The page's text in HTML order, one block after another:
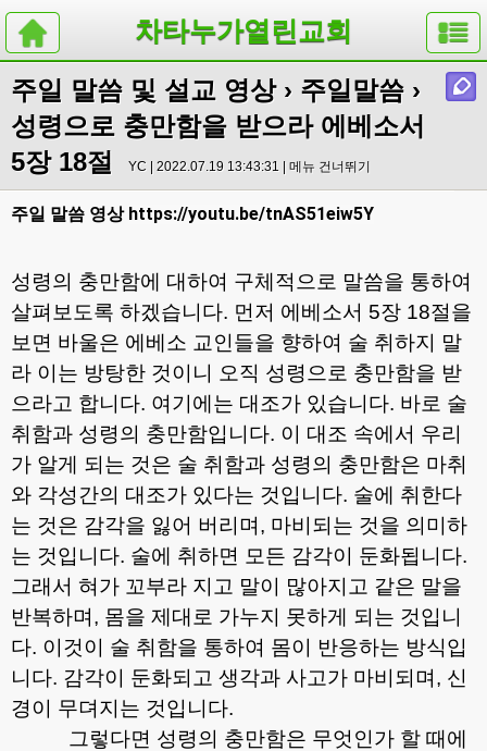
차타누가열린교회
주일 말씀 및 설교 영상› 주일말씀 ›
성령으로 충만함을 받으라 에베소서
5장 18절
YC | 2022.07.19 13:43:31 | 메뉴 건너뛰기
주일 말씀 영상 https://youtu.be/tnAS51eiw5Y
성령의 충만함에 대하여 구체적으로 말씀을 통하여
살펴보도록 하겠습니다. 먼저 에베소서 5장 18절을
보면 바울은 에베소 교인들을 향하여 술 취하지 말
라 이는 방탕한 것이니 오직 성령으로 충만함을 받
으라고 합니다. 여기에는 대조가 있습니다. 바로 술
취함과 성령의 충만함입니다. 이 대조 속에서 우리
가 알게 되는 것은 술 취함과 성령의 충만함은 마취
와 각성간의 대조가 있다는 것입니다. 술에 취한다
는 것은 감각을 잃어 버리며 , 마비되는 것을 의미하
는 것입니다. 술에 취하면 모든 감각이 둔화됩니다.
그래서 혀가 꼬부라 지고 말이 많아지고 같은 말을
반복하며 , 몸을 제대로 가누지 못하게 되는 것입니
다. 이것이 술 취함을 통하여 몸이 반응하는 방식입
니다. 감각이 둔화되고 생각과 사고가 마비되며 , 신
경이 무뎌지는 것입니다.
그렇다면 성령의 충만함은 무엇인가 할 때에